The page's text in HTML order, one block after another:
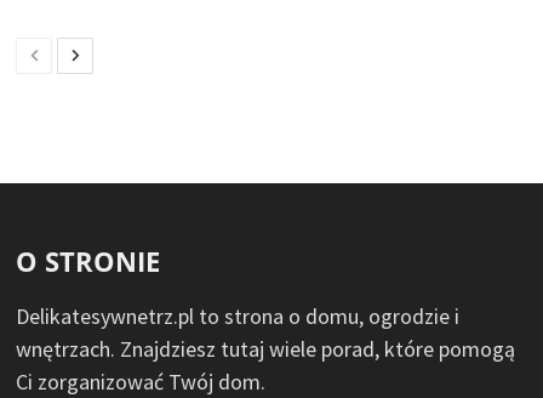
O STRONIE
Delikatesywnetrz.pl to strona o domu, ogrodzie i
wnętrzach. Znajdziesz tutaj wiele porad, które pomogą
Ci zorganizować Twój dom.